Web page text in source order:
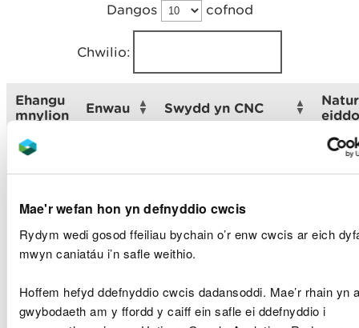
Mae'r wefan hon yn defnyddio cwcis
Rydym wedi gosod ffeiliau bychain o’r enw cwcis ar eich
mwyn caniatáu i’n safle weithio.
Hoffem hefyd ddefnyddio cwcis dadansoddi. Mae’r rhain yn
gwybodaeth am y ffordd y caiff ein safle ei ddefnyddio i
Dangos cofnod
Chwilio:
Ehangu
mnylion
Enwau Swydd yn CNC
eiddo
Jones
Executive Director
McKenna
Bwrdd/Cyfarwyddwr
Anweithredol
tir